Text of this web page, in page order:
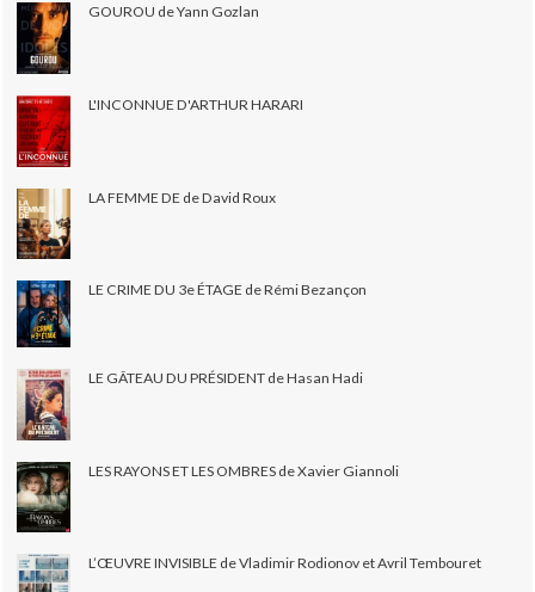
GOUROU de Yann Gozlan
L'INCONNUE D'ARTHUR HARARI
LA FEMME DE de David Roux
LE CRIME DU 3e ÉTAGE de Rémi Bezançon
LE GÂTEAU DU PRÉSIDENT de Hasan Hadi
LES RAYONS ET LES OMBRES de Xavier Giannoli
L’ŒUVRE INVISIBLE de Vladimir Rodionov et Avril Tembouret